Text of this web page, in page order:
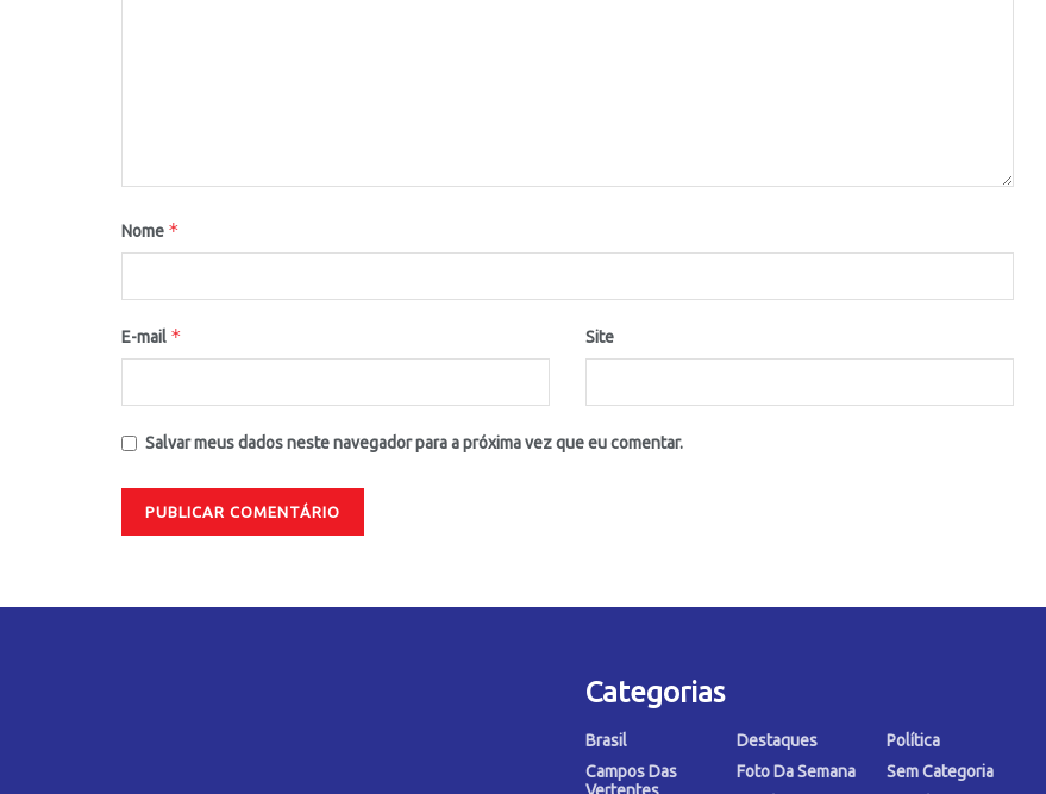
Nome *
E-mail * Site
Salvar meus dados neste navegador para a próxima vez que eu comentar.
Categorias
Brasil
Campos Das
Destaques
Foto Da Semana
Política
Sem Categoria